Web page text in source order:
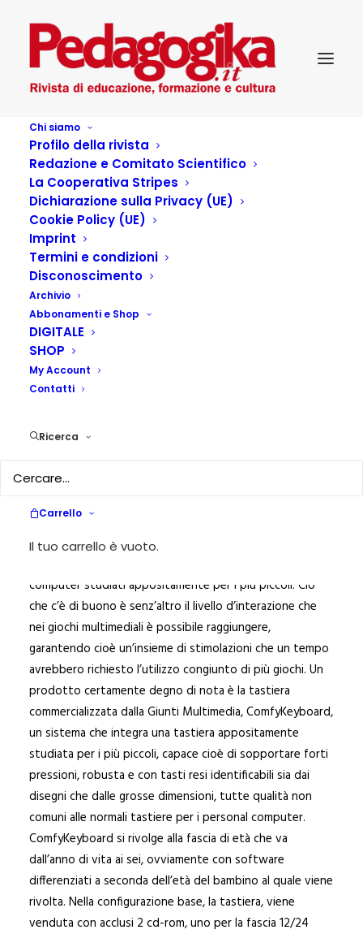
Chi siamo
Profilo della rivista
Redazione e Comitato Scientifico
La Cooperativa Stripes
Dichiarazione sulla Privacy (UE)
Cookie Policy (UE)
Imprint
Termini e condizioni
Disconoscimento
Archivio
Abbonamenti e Shop
DIGITALE
SHOP
My Account
Contatti
Ricerca
Carrello
Il tuo carrello è vuoto.
Giochi per l’informatica
precoce
11 SETTEMBRE 2023
DIIGOR GUIDA
un’invasione massiccia nelle vetrine specializzate, di
prodotti “tecnologizzati”, che variano da semplici suoni
computer studiati appositamente per i più piccoli. Ciò
che c’è di buono è senz’altro il livello d’interazione che
nei giochi multimediali è possibile raggiungere,
garantendo cioè un’insieme di stimolazioni che un tempo
avrebbero richiesto l’utilizzo congiunto di più giochi. Un
prodotto certamente degno di nota è la tastiera
commercializzata dalla Giunti Multimedia, ComfyKeyboard,
un sistema che integra una tastiera appositamente
studiata per i più piccoli, capace cioè di sopportare forti
pressioni, robusta e con tasti resi identificabili sia dai
disegni che dalle grosse dimensioni, tutte qualità non
comuni alle normali tastiere per i personal computer.
ComfyKeyboard si rivolge alla fascia di età che va
dall’anno di vita ai sei, ovviamente con software
differenziati a seconda dell’età del bambino al quale viene
rivolta. Nella configurazione base, la tastiera, viene
venduta con acclusi 2 cd-rom, uno per la fascia 12/24